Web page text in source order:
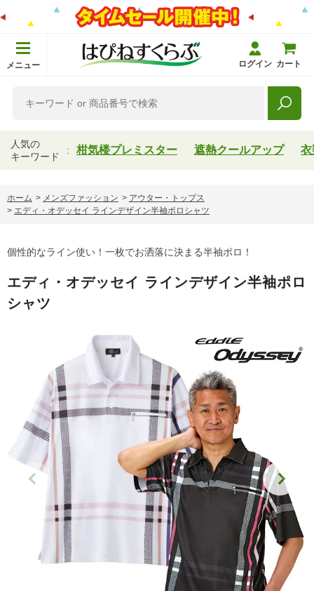
メニュー ログイン カート
人気の
キーワード
柑気楼プレミスター 遮熱クールアップ 衣
ホーム > メンズファッション > アウター・トップス
> エディ・オデッセイ ラインデザイン半袖ポロシャツ
個性的なライン使い！一枚でお洒落に決まる半袖ポロ！
エディ・オデッセイ ラインデザイン半袖ポロ
シャツ